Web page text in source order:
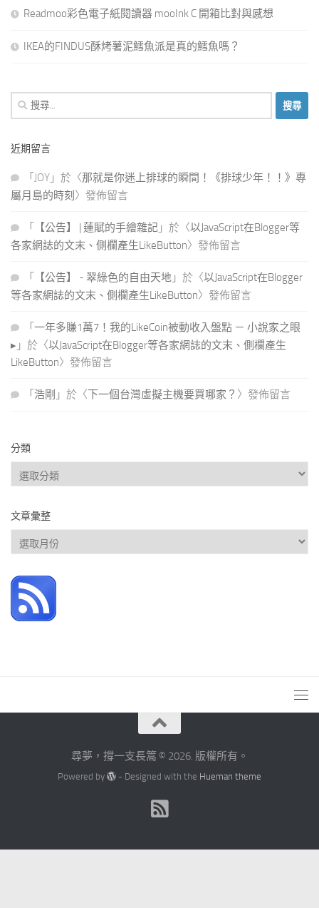
Readmoo彩色電子紙閱讀器 mooInk C 開箱比對與感想
IKEA的FINDUS酥烤薯泥鱈魚派是真的鱈魚嗎？
搜
尋
鍵
近期留言
「 JOY 」於〈那就是你迷上排球的瞬間！《排球少年！！》專
屬月島的時刻 〉發佈留言
「 【公告】 | 蓮賦的手繪雜記 」於〈以JavaScript在Blogger等
各家網誌的文末、側欄產生LikeButton〉發佈留言
「 【公告】 - 翠綠色的自由天地 」於〈以JavaScript在Blogger
等各家網誌的文末、側欄產生LikeButton〉發佈留言
「 一年多賺1萬7！我的LikeCoin被動收入盤點 － 小說家之眼
▸ 」於〈以JavaScript在Blogger等各家網誌的文末、側欄產生
LikeButton〉發佈留言
「 浩剛 」於〈 下一個台灣虛擬主機要買哪家？ 〉發佈留言
分類
分
類
文章彙整
文
章
整
尋夢，撐一支長篙 © 2026. 版權所有。
Powered by - Designed with the Hueman theme